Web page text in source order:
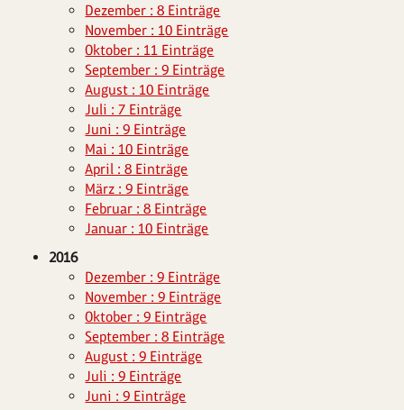
Dezember : 8 Einträge
November : 10 Einträge
Oktober : 11 Einträge
September : 9 Einträge
August : 10 Einträge
Juli : 7 Einträge
Juni : 9 Einträge
Mai : 10 Einträge
April : 8 Einträge
März : 9 Einträge
Februar : 8 Einträge
Januar : 10 Einträge
2016
Dezember : 9 Einträge
November : 9 Einträge
Oktober : 9 Einträge
September : 8 Einträge
August : 9 Einträge
Juli : 9 Einträge
Juni : 9 Einträge